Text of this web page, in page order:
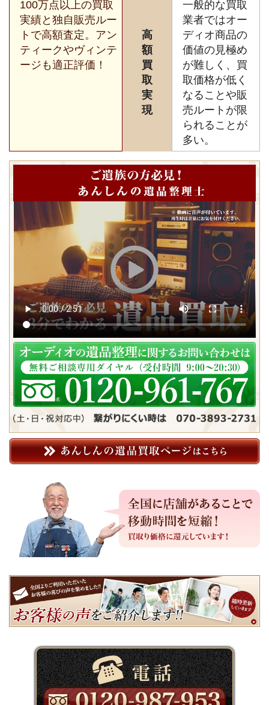
100万点以上の買取
実績と独自販売ルー
トで高額査定。アン
ティークやヴィンテ
ージも適正評価！
高
額
買
取
実
現
一般的な買取
業者ではオー
ディオ商品の
価値の見極め
が難しく、買
取価格が低く
なることや販
売ルートが限
られることが
多い。